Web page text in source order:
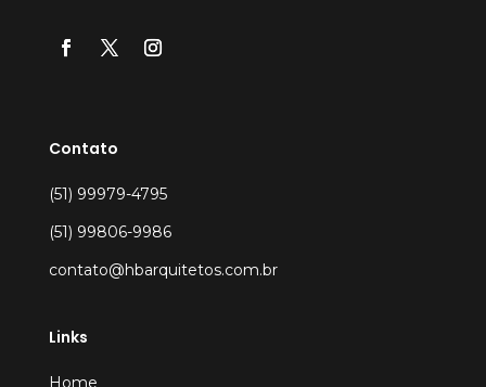
Contato
(51) 99979-4795
(51) 99806-9986
contato@hbarquitetos.com.br
Links
Home